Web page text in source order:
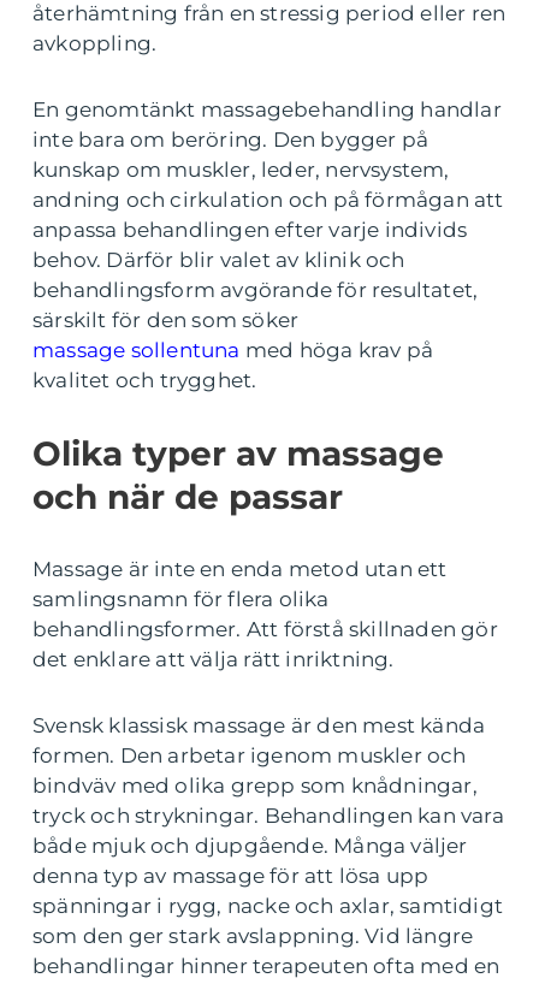
återhämtning från en stressig period eller ren
avkoppling.
En genomtänkt massagebehandling handlar
inte bara om beröring. Den bygger på
kunskap om muskler, leder, nervsystem,
andning och cirkulation och på förmågan att
anpassa behandlingen efter varje individs
behov. Därför blir valet av klinik och
behandlingsform avgörande för resultatet,
särskilt för den som söker
massage sollentuna med höga krav på
kvalitet och trygghet.
Olika typer av massage
och när de passar
Massage är inte en enda metod utan ett
samlingsnamn för flera olika
behandlingsformer. Att förstå skillnaden gör
det enklare att välja rätt inriktning.
Svensk klassisk massage är den mest kända
formen. Den arbetar igenom muskler och
bindväv med olika grepp som knådningar,
tryck och strykningar. Behandlingen kan vara
både mjuk och djupgående. Många väljer
denna typ av massage för att lösa upp
spänningar i rygg, nacke och axlar, samtidigt
som den ger stark avslappning. Vid längre
behandlingar hinner terapeuten ofta med en